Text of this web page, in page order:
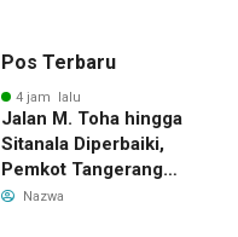
Pos Terbaru
4 jam lalu
Jalan M. Toha hingga
Sitanala Diperbaiki,
Pemkot Tangerang
Siapkan Rekayasa Lalu
Nazwa